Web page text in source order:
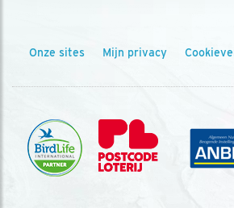
Onze sites Mijn privacy